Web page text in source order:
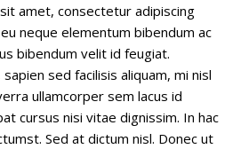
amet, consectetur adipiscing
neque elementum bibendum ac
bibendum velit id feugiat.
sed facilisis aliquam, mi nisl
ullamcorper sem lacus id
cursus nisi vitae dignissim. In hac
Sed at dictum nisl. Donec ut